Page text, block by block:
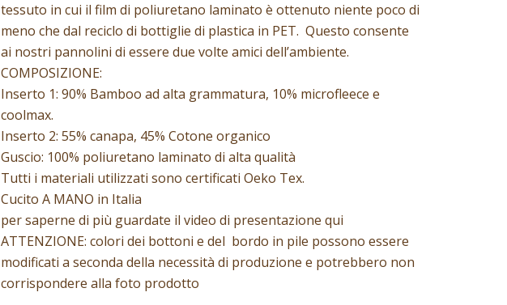
tessuto in cui il film di poliuretano laminato è ottenuto niente poco di
meno che dal reciclo di bottiglie di plastica in PET. Questo consente
ai nostri pannolini di essere due volte amici dell’ambiente.
COMPOSIZIONE:
Inserto 1: 90% Bamboo ad alta grammatura, 10% microfleece e
coolmax.
Inserto 2: 55% canapa, 45% Cotone organico
Guscio: 100% poliuretano laminato di alta qualità
Tutti i materiali utilizzati sono certificati Oeko Tex.
Cucito A MANO in Italia
per saperne di più guardate il video di presentazione qui
ATTENZIONE: colori dei bottoni e del bordo in pile possono essere
modificati a seconda della necessità di produzione e potrebbero non
corrispondere alla foto prodotto